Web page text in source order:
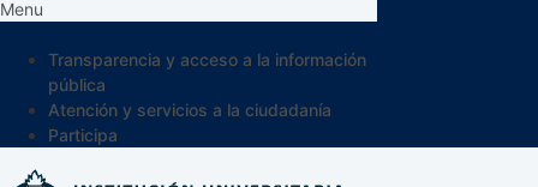
Menu
Transparencia y acceso a la información
pública
Atención y servicios a la ciudadanía
Participa